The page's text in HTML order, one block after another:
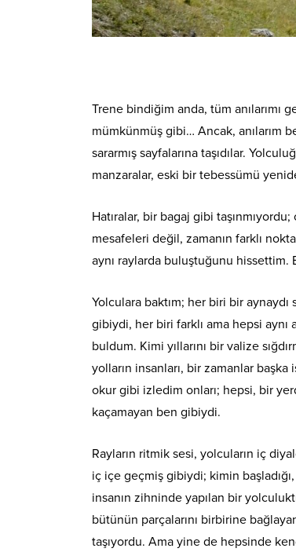
Trene bindiğim anda, tüm anılarımı
mümkünmüş gibi… Ancak, anılarım
sararmış sayfalarına taşıdılar.
manzaralar, eski bir tebessümü
Hatıralar, bir bagaj gibi
mesafeleri değil, zamanın farklı
aynı raylarda buluştuğunu hissettim.
Yolculara baktım; her biri bir
gibiydi, her biri farklı ama hepsi
buldum. Kimi yıllarını bir valize
yolların insanları, bir zamanlar
okur gibi izledim onları; hepsi, bir
kaçamayan ben gibiydi.
Rayların ritmik sesi, yolcuların iç
iç içe geçmiş gibiydi; kimin
insanın zihninde yapılan bir
bütünün parçalarını birbirine
taşıyordu. Ama yine de hepsinde